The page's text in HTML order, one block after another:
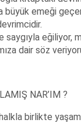
büyük emeği
saygıyla eğiliyor,
dair söz
NAR’IM ?
birlikte